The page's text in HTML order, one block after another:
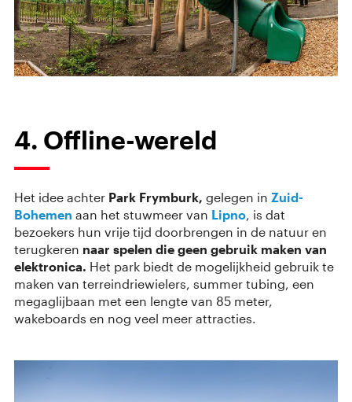
4. Offline-wereld
Het idee achter Park Frymburk, gelegen in Zuid-
Bohemen aan het stuwmeer van Lipno, is dat
bezoekers hun vrije tijd doorbrengen in de natuur en
terugkeren naar spelen die geen gebruik maken van
elektronica. Het park biedt de mogelijkheid gebruik te
maken van terreindriewielers, summer tubing, een
megaglijbaan met een lengte van 85 meter,
wakeboards en nog veel meer attracties.